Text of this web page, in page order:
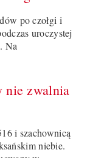
po czołgi i
uroczystej
Na
nie zwalnia
i szachownicą
niebie.